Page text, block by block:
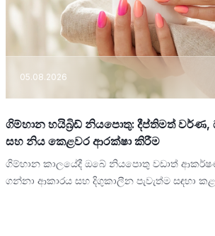
05.08.2026
ගිම්හාන හයිබ්‍රිඩ් නියපොතු: දීප්තිමත් වර්ණ,
සහ නිය කෙළවර ආරක්ෂා කිරීම
ගිම්හාන කාලයේදී ඔබේ නියපොතු වඩාත්
ගන්නා ආකාරය සහ දිගුකාලීන පැවැත්ම සඳහා